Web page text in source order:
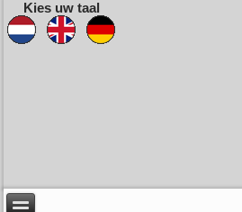
Kies uw taal